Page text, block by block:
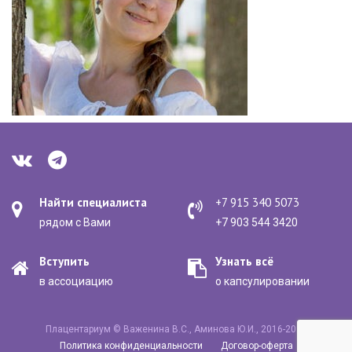
+7 915 340 5073
+7 903 544 3420
Найти специалиста
рядом с Вами
Узнать всё
о капсулировании
Вступить
в ассоциацию
Плацентариум © Важенина В.С., Аминова Ю.И., 2016-2020
Политика конфиденциальности
Договор-оферта